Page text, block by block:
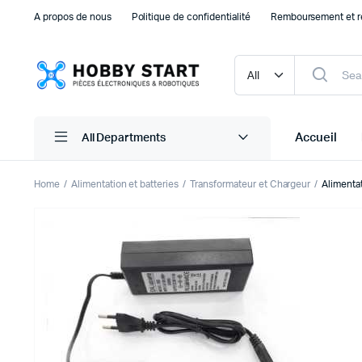
A propos de nous Politique de confidentialité Remboursement et
All Departments Accueil
Accessoires arduino
Accessoires Drones
Accessoires Raspberry Pi
Autre Electronique
Composants Electroniques
Home Alimentation et batteries Transformateur et Chargeur